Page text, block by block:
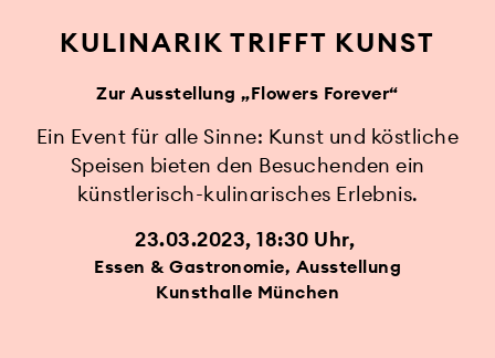
KULINARIK TRIFFT KUNST
Zur Ausstellung „Flowers Forever“
Ein Event für alle Sinne: Kunst und köstliche
Speisen bieten den Besuchenden ein
künstlerisch-kulinarisches Erlebnis.
23.03.2023, 18:30 Uhr
Essen & Gastronomie, Ausstellung
Kunsthalle München